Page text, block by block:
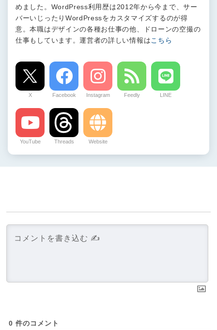
めました。WordPress利用歴は2012年から今まで、サー
バーいじったりWordPressをカスタマイズするのが得
意。本職はデザインの各種お仕事の他、ドローンの空撮の
仕事もしています。運営者の詳しい情報は こちら
X Facebook Instagram Feedly LINE
YouTube Threads Website
0 件のコメント